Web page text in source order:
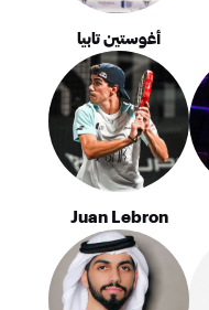
أغوستين تابيا
Juan Lebron